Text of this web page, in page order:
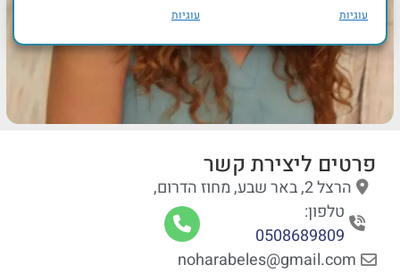
עוגיות
עוגיות
פרטים ליצירת קשר
הרצל 2, באר שבע, מחוז הדרום,
טלפון:
0508689809
noharabeles@gmail.com